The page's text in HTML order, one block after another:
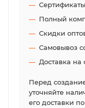
Сертификаты
Полный
Скидки
Самовывоз
Доставка на
Перед
уточняйте
его доставки